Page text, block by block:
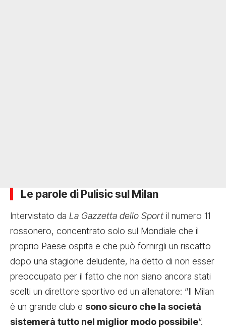
Le parole di Pulisic sul Milan
Intervistato da La Gazzetta dello Sport il numero 11
rossonero, concentrato solo sul Mondiale che il
proprio Paese ospita e che può fornirgli un riscatto
dopo una stagione deludente, ha detto di non esser
preoccupato per il fatto che non siano ancora stati
scelti un direttore sportivo ed un allenatore: “Il Milan
è un grande club e sono sicuro che la società
sistemerà tutto nel miglior modo possibile“.